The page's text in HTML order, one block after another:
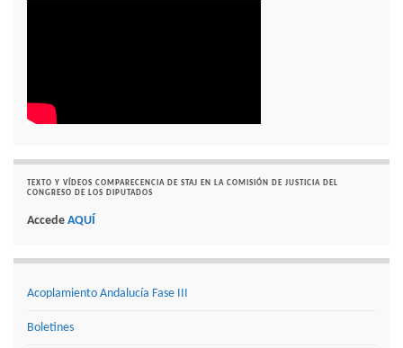
TEXTO Y VÍDEOS COMPARECENCIA DE STAJ EN LA COMISIÓN DE JUSTICIA DEL
CONGRESO DE LOS DIPUTADOS
Accede AQUÍ
Acoplamiento Andalucía Fase III
Boletines